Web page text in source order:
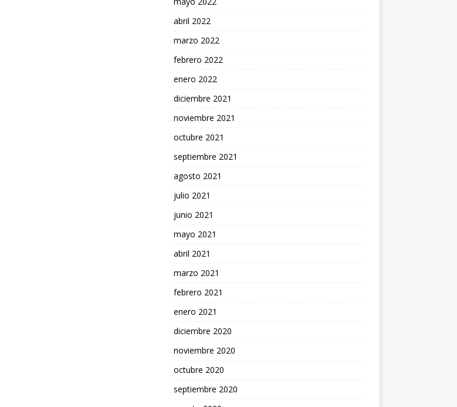
abril 2022
marzo 2022
febrero 2022
enero 2022
diciembre 2021
noviembre 2021
octubre 2021
septiembre 2021
agosto 2021
julio 2021
junio 2021
mayo 2021
abril 2021
marzo 2021
febrero 2021
enero 2021
diciembre 2020
noviembre 2020
octubre 2020
septiembre 2020